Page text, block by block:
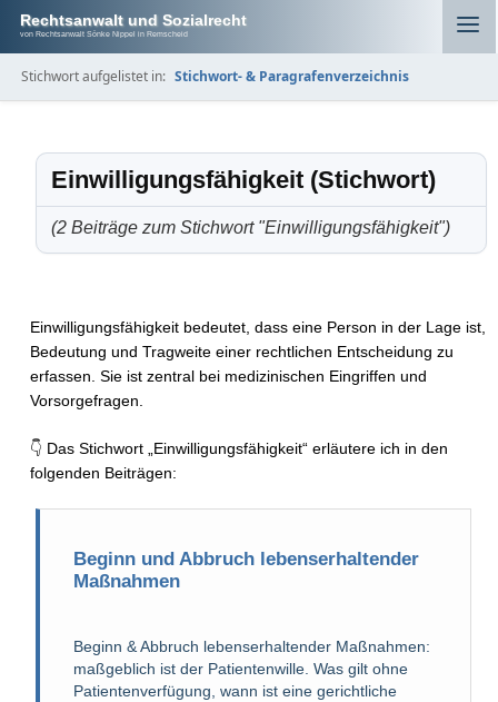
Rechtsanwalt und Sozialrecht
von Rechtsanwalt Sönke Nippel in Remscheid
Stichwort aufgelistet in: Stichwort- & Paragrafenverzeichnis
Einwilligungsfähigkeit (Stichwort)
(2 Beiträge zum Stichwort "Einwilligungsfähigkeit")
Einwilligungsfähigkeit bedeutet, dass eine Person in der Lage ist,
Bedeutung und Tragweite einer rechtlichen Entscheidung zu
erfassen. Sie ist zentral bei medizinischen Eingriffen und
Vorsorgefragen.
👇 Das Stichwort „Einwilligungsfähigkeit“ erläutere ich in den
folgenden Beiträgen:
Beginn und Abbruch lebenserhaltender
Maßnahmen
Beginn & Abbruch lebenserhaltender Maßnahmen:
maßgeblich ist der Patientenwille. Was gilt ohne
Patientenverfügung, wann ist eine gerichtliche